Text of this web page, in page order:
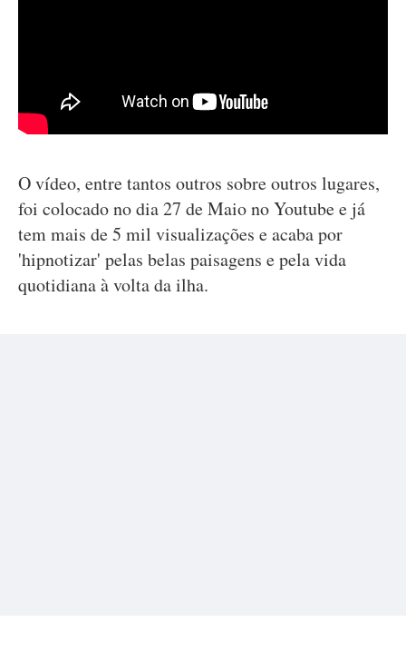
O vídeo, entre tantos outros sobre outros lugares,
foi colocado no dia 27 de Maio no Youtube e já
tem mais de 5 mil visualizações e acaba por
'hipnotizar' pelas belas paisagens e pela vida
quotidiana à volta da ilha.